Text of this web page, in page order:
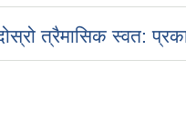
त्रैमासिक स्वत: